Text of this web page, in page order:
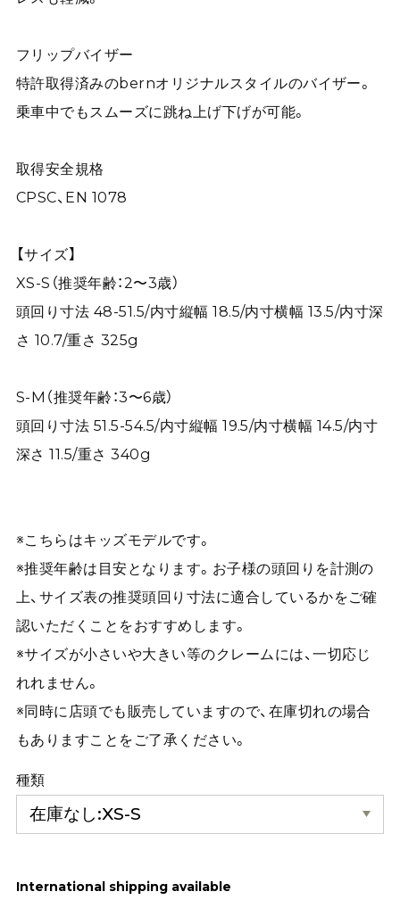
フリップバイザー
特許取得済みのbernオリジナルスタイルのバイザー。
乗車中でもスムーズに跳ね上げ下げが可能。
取得安全規格
CPSC、EN 1078
【サイズ】
XS-S（推奨年齢：2〜3歳）
頭回り寸法 48-51.5/内寸縦幅 18.5/内寸横幅 13.5/内寸深
さ 10.7/重さ 325g
S-M（推奨年齢：3〜6歳）
頭回り寸法 51.5-54.5/内寸縦幅 19.5/内寸横幅 14.5/内寸
深さ 11.5/重さ 340g
※こちらはキッズモデルです。
※推奨年齢は目安となります。お子様の頭回りを計測の
上、サイズ表の推奨頭回り寸法に適合しているかをご確
認いただくことをおすすめします。
※サイズが小さいや大きい等のクレームには、一切応じ
れれません。
※同時に店頭でも販売していますので、在庫切れの場合
もありますことをご了承ください。
種類
International shipping available